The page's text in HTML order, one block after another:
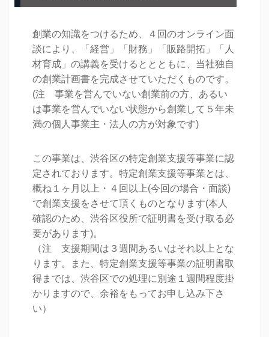
創業の知識をつけるため、４回のオンライン面
談により、「経営」「財務」「販路開拓」「人
材育成」の講義を受けるととともに、当社独自
の創業計画書を完成させていただくものです。
(注 事業を営んでいない創業前の方、あるい
は事業を営んでいない状態から創業して５年未
満の個人事業主・法人の方が対象です)
この事業は、渋谷区の特定創業支援等事業に認
定されております。特定創業支援等事業とは、
概ね１ヶ月以上・４回以上(今回の場合・面談)
で創業支援をさせて頂くものとなります(本人
確認のため、渋谷区役所で証明書を受け取る必
要があります)。
（注 支援期間は３週間あるいはそれ以上とな
ります。また、特定創業支援等事業の証明書取
得までは、渋谷区での処理に別途１週間程度掛
かりますので、余裕をもってお申し込み下さ
い）